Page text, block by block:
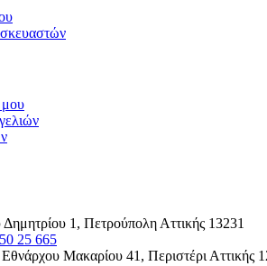
Δημητρίου 1, Πετρούπολη Αττικής 13231
25 665
Μακαρίου 41, Περιστέρι Αττικής